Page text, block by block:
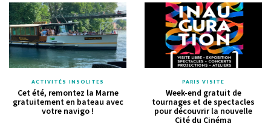
ACTIVITÉS INSOLITES
Cet été, remontez la Marne
gratuitement en bateau avec
votre navigo !
PARIS VISITE
Week-end gratuit de
tournages et de spectacles
pour découvrir la nouvelle
Cité du Cinéma